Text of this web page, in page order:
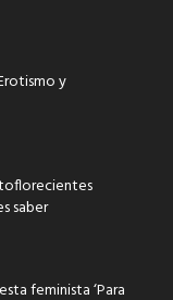
y
saber
feminista ‘Para